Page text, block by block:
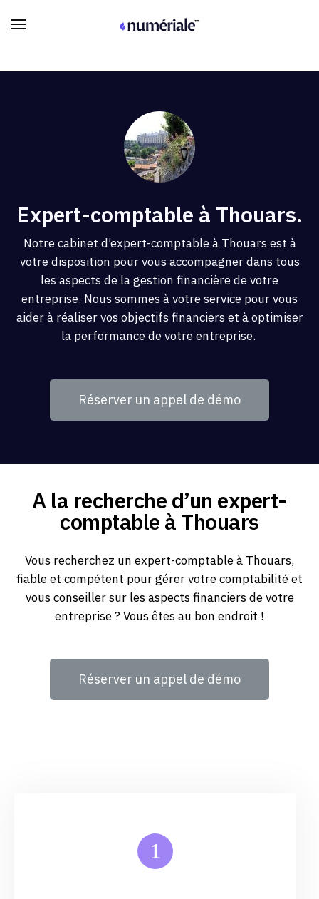
Expert-comptable à Thouars.
Notre cabinet d’expert-comptable à Thouars est à
votre disposition pour vous accompagner dans tous
les aspects de la gestion financière de votre
entreprise. Nous sommes à votre service pour vous
aider à réaliser vos objectifs financiers et à optimiser
la performance de votre entreprise.
Réserver un appel de démo
A la recherche d’un expert-
comptable à Thouars
Vous recherchez un expert-comptable à Thouars,
fiable et compétent pour gérer votre comptabilité et
vous conseiller sur les aspects financiers de votre
entreprise ? Vous êtes au bon endroit !
Réserver un appel de démo
1